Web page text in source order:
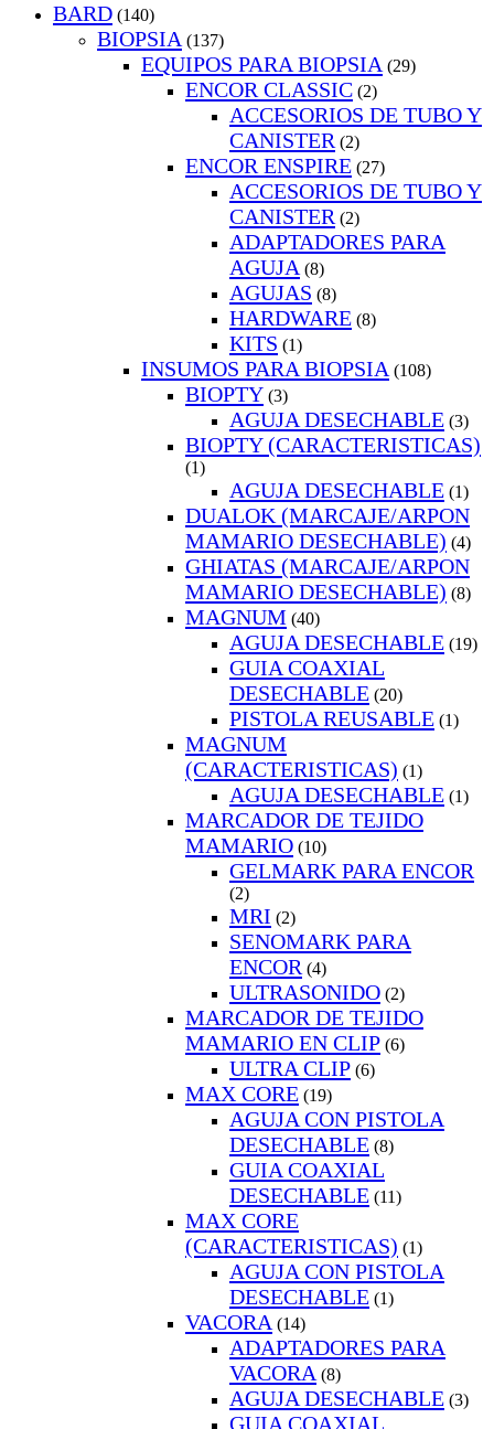
BARD (140)
BIOPSIA (137)
EQUIPOS PARA BIOPSIA (29)
ENCOR CLASSIC (2)
ACCESORIOS DE TUBO Y
CANISTER (2)
ENCOR ENSPIRE (27)
ACCESORIOS DE TUBO Y
CANISTER (2)
ADAPTADORES PARA
AGUJA (8)
AGUJAS (8)
HARDWARE (8)
KITS (1)
INSUMOS PARA BIOPSIA (108)
BIOPTY (3)
AGUJA DESECHABLE (3)
BIOPTY (CARACTERISTICAS)
(1)
AGUJA DESECHABLE (1)
DUALOK (MARCAJE/ARPON
MAMARIO DESECHABLE) (4)
GHIATAS (MARCAJE/ARPON
MAMARIO DESECHABLE) (8)
MAGNUM (40)
AGUJA DESECHABLE (19)
GUIA COAXIAL
DESECHABLE (20)
PISTOLA REUSABLE (1)
MAGNUM
(CARACTERISTICAS) (1)
AGUJA DESECHABLE (1)
MARCADOR DE TEJIDO
MAMARIO (10)
GELMARK PARA ENCOR
(2)
MRI (2)
SENOMARK PARA
ENCOR (4)
ULTRASONIDO (2)
MARCADOR DE TEJIDO
MAMARIO EN CLIP (6)
ULTRA CLIP (6)
MAX CORE (19)
AGUJA CON PISTOLA
DESECHABLE (8)
GUIA COAXIAL
DESECHABLE (11)
MAX CORE
(CARACTERISTICAS) (1)
AGUJA CON PISTOLA
DESECHABLE (1)
VACORA (14)
ADAPTADORES PARA
VACORA (8)
AGUJA DESECHABLE (3)
GUIA COAXIAL